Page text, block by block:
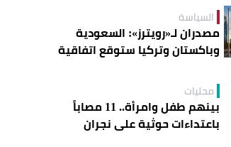
السياسة
مصدران لـ«رويترز»: السعودية
وباكستان وتركيا ستوقع اتفاقية
محليات
بينهم طفل وامرأة.. 11 مصاباً
باعتداءات حوثية على نجران